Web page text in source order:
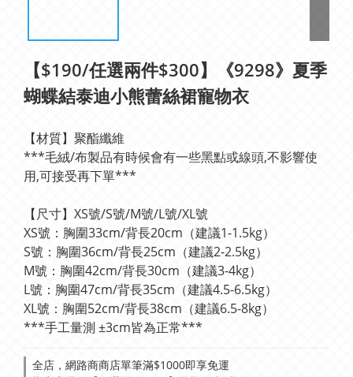
【$190/任選兩件$300】《9298》夏季
蝴蝶結泰迪小熊蕾絲裙寵物衣
【材質】聚酯纖維
***毛絨/布製品有時候會有一些黑點或線頭,不影響使
用,可接受再下單***
【尺寸】XS號/S號/M號/L號/XL號
XS號：胸圍33cm/背長20cm（建議1-1.5kg）
S號：胸圍36cm/背長25cm（建議2-2.5kg）
M號：胸圍42cm/背長30cm（建議3-4kg）
L號：胸圍47cm/背長35cm（建議4.5-6.5kg）
XL號：胸圍52cm/背長38cm（建議6.5-8kg）
***手工量測 ±3cm皆為正常***
全店，網路商商店單筆滿$1000即享免運